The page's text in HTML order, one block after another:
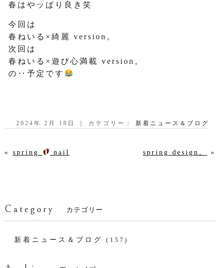
春はやッぱり良き笑
今回は
春ねいる×綺麗 version。
次回は
春ねいる×遊び心満載 version。
の‥予定です
2024年 2月 18日 ｜ カテゴリー：新着ニュース＆ブログ
« spring nail spring design。 »
Category カテゴリー
新着ニュース＆ブログ (157)